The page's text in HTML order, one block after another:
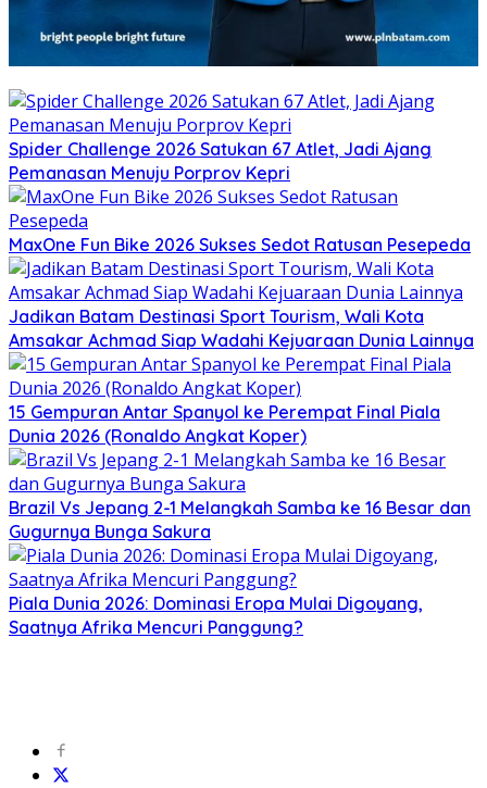
Spider Challenge 2026 Satukan 67 Atlet, Jadi Ajang
Pemanasan Menuju Porprov Kepri
MaxOne Fun Bike 2026 Sukses Sedot Ratusan Pesepeda
Jadikan Batam Destinasi Sport Tourism, Wali Kota
Amsakar Achmad Siap Wadahi Kejuaraan Dunia Lainnya
15 Gempuran Antar Spanyol ke Perempat Final Piala
Dunia 2026 (Ronaldo Angkat Koper)
Brazil Vs Jepang 2-1 Melangkah Samba ke 16 Besar dan
Gugurnya Bunga Sakura
Piala Dunia 2026: Dominasi Eropa Mulai Digoyang,
Saatnya Afrika Mencuri Panggung?